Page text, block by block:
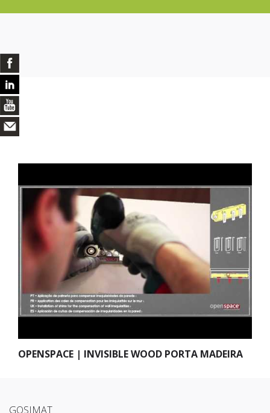
OPENSPACE | INVISIBLE WOOD PORTA MADEIRA
GOSIMAT